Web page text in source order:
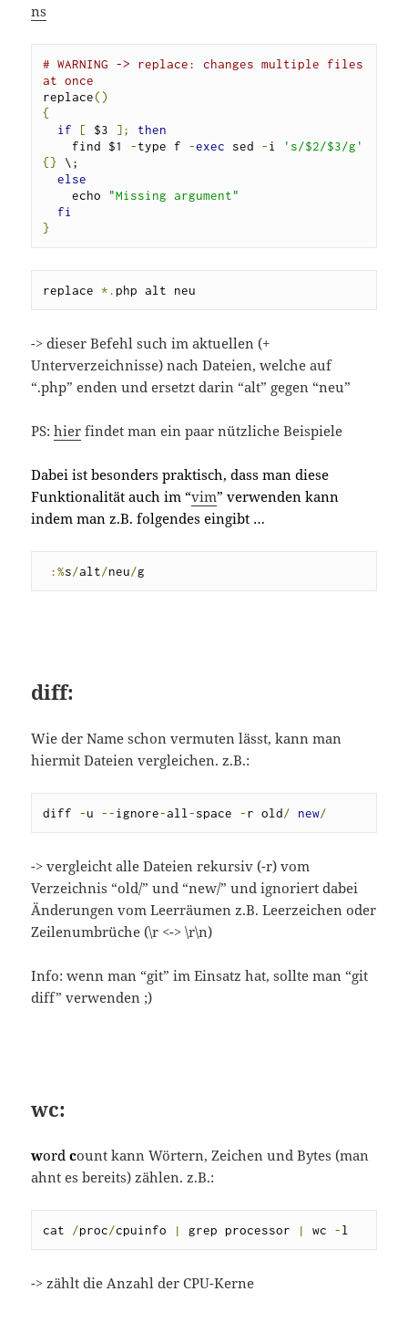
ns
# WARNING -> replace: changes multiple files
at once
replace()
{
if
[ $3 ];
then
    find $1
-type f -exec sed -i
's/$2/$3/g'
{} \;
else
    echo
"Missing argument"
fi
}
replace *.php alt neu
-> dieser Befehl such im aktuellen (+
Unterverzeichnisse) nach Dateien, welche auf
“.php” enden und ersetzt darin “alt” gegen “neu”
PS:hier findet man ein paar nützliche Beispiele
Dabei ist besonders praktisch, dass man diese
Funktionalität auch im “vim” verwenden kann
indem man z.B. folgendes eingibt …
:%s/alt/neu/g
diff:
Wie der Name schon vermuten lässt, kann man
hiermit Dateien vergleichen. z.B.:
diff -u --ignore-all -space -r old/ new/
-> vergleicht alle Dateien rekursiv (-r) vom
Verzeichnis “old/” und “new/” und ignoriert dabei
Änderungen vom Leerräumen z.B. Leerzeichen oder
Zeilenumbrüche (\r <-> \r\n)
Info: wenn man “git” im Einsatz hat, sollte man “git
diff” verwenden ;)
wc:
wordcount kann Wörtern, Zeichen und Bytes (man
ahnt es bereits) zählen. z.B.:
cat /proc/cpuinfo | grep processor | wc -l
-> zählt die Anzahl der CPU-Kerne